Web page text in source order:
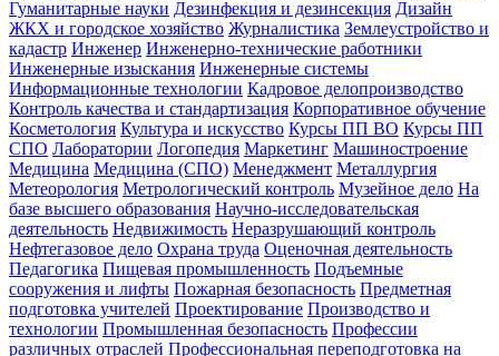
Гуманитарные науки Дезинфекция и дезинсекция Дизайн
ЖКХ и городское хозяйство Журналистика Землеустройство и
кадастр Инженер Инженерно-технические работники
Инженерные изыскания Инженерные системы
Информационные технологии Кадровое делопроизводство
Контроль качества и стандартизация Корпоративное обучение
Косметология Культура и искусство Курсы ПП ВО Курсы ПП
СПО Лаборатории Логопедия Маркетинг Машиностроение
Медицина Медицина (СПО) Менеджмент Металлургия
Метеорология Метрологический контроль Музейное дело На
базе высшего образования Научно-исследовательская
деятельность Недвижимость Неразрушающий контроль
Нефтегазовое дело Охрана труда Оценочная деятельность
Педагогика Пищевая промышленность Подъемные
сооружения и лифты Пожарная безопасность Предметная
подготовка учителей Проектирование Производство и
технологии Промышленная безопасность Профессии
различных отраслей Профессиональная переподготовка на